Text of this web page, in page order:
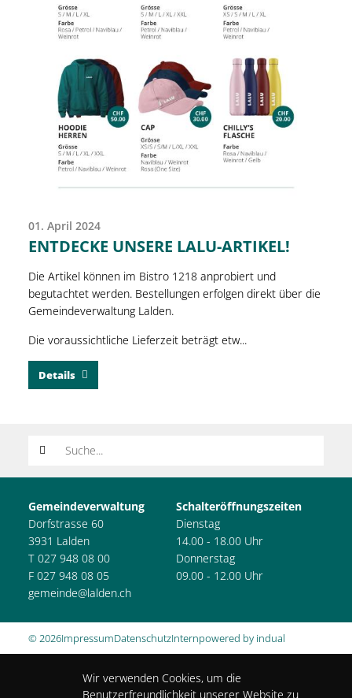
01. April 2024
ENTDECKE UNSERE LALU-ARTIKEL!
Die Artikel können im Bistro 1218 anprobiert und
begutachtet werden. Bestellungen erfolgen direkt über die
Gemeindeverwaltung Lalden.
Die voraussichtliche Lieferzeit beträgt etw...
Details
Suchwort
Gemeindeverwaltung
Dorfstrasse 60
3931 Lalden
T 027 948 08 00
F 027 948 08 05
gemeinde@lalden.ch
Schalteröffnungszeiten
Dienstag
14.00 - 18.00 Uhr
Donnerstag
09.00 - 12.00 Uhr
© 2026ImpressumDatenschutzInternpowered by indual
Wir verwenden Cookies, um die
Benutzerfreundlichkeit unserer Website zu